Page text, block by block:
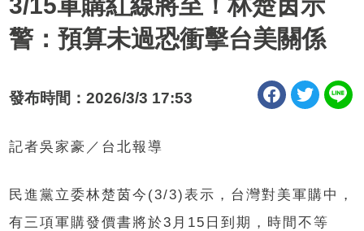
警：預算未過恐衝擊台美關係
發布時間：2026/3/3 17:53
記者吳家豪／台北報導
民進黨立委林楚茵今(3/3)表示，台灣對美軍購中，
有三項軍購發價書將於3月15日到期，時間不等